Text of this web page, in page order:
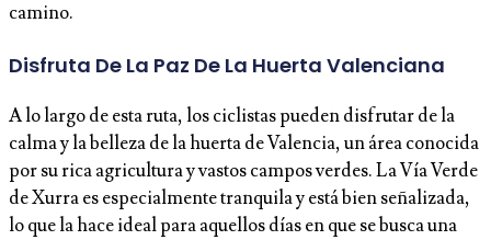
camino.
Disfruta De La Paz De La Huerta Valenciana
A lo largo de esta ruta, los ciclistas pueden disfrutar de la
calma y la belleza de la huerta de Valencia, un área conocida
por su rica agricultura y vastos campos verdes. La Vía Verde
de Xurra es especialmente tranquila y está bien señalizada,
lo que la hace ideal para aquellos días en que se busca una